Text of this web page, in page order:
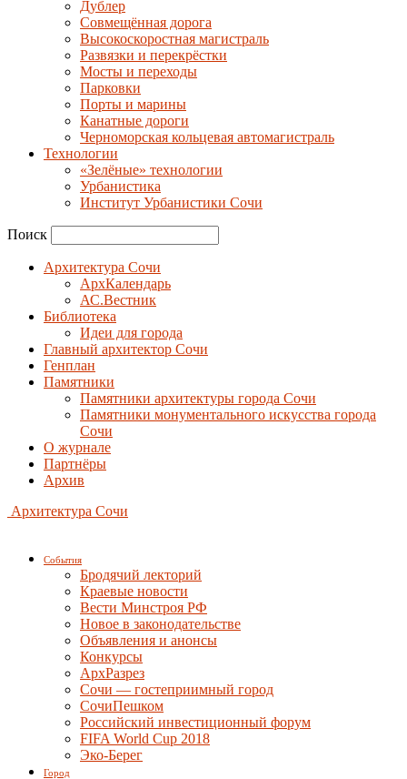
Дублер
Совмещённая дорога
Высокоскоростная магистраль
Развязки и перекрёстки
Мосты и переходы
Парковки
Порты и марины
Канатные дороги
Черноморская кольцевая автомагистраль
Технологии
«Зелёные» технологии
Урбанистика
Институт Урбанистики Сочи
Поиск
Архитектура Сочи
АрхКалендарь
АС.Вестник
Библиотека
Идеи для города
Главный архитектор Сочи
Генплан
Памятники
Памятники архитектуры города Сочи
Памятники монументального искусства города
Сочи
О журнале
Партнёры
Архив
Архитектура Сочи
События
Бродячий лекторий
Краевые новости
Вести Минстроя РФ
Новое в законодательстве
Объявления и анонсы
Конкурсы
АрхРазрез
Сочи — гостеприимный город
СочиПешком
Российский инвестиционный форум
FIFA World Cup 2018
Эко-Берег
Город